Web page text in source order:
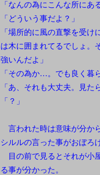
「なんの為にこんな所にあ
「どういう事だよ？」
「場所的に風の直撃を受け
は木に囲まれてるでしょ。
強いんだよ」
「その為か…。でも良く暮
「あ、それも大丈夫。見た
「？」
言われた時は意味が分か
シルルの言った事がおぼろ
目の前で見るとそれが小
る事が分かった。